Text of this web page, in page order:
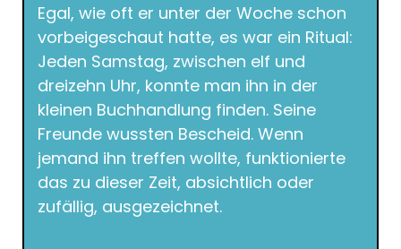
Egal, wie oft er unter der Woche schon
vorbeigeschaut hatte, es war ein Ritual:
Jeden Samstag, zwischen elf und
dreizehn Uhr, konnte man ihn in der
kleinen Buchhandlung finden. Seine
Freunde wussten Bescheid. Wenn
jemand ihn treffen wollte, funktionierte
das zu dieser Zeit, absichtlich oder
zufällig, ausgezeichnet.